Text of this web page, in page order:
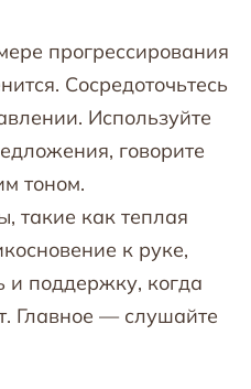
прогрессирования
Сосредоточьтесь
Используйте
говорите
тоном.
такие как теплая
к руке,
и поддержку, когда
Главное — слушайте